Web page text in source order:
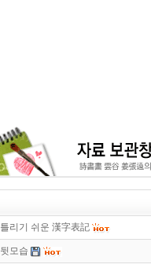
틀리기 쉬운 漢字表記
뒷모습